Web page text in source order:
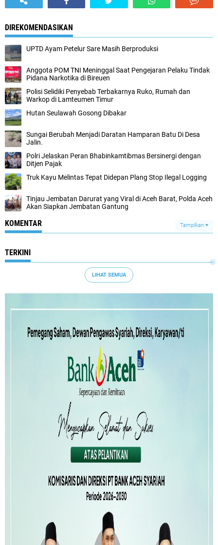
DIREKOMENDASIKAN
UPTD Ayam Petelur Sare Masih Berproduksi
Anggota POM TNI Meninggal Saat Pengejaran Pelaku Tindak
Pidana Narkotika di Bireuen
Polisi Selidiki Penyebab Terbakarnya Ruko, Rumah dan
Warkop di Lamteumen Timur
Hutan Seulawah Gosong Dibakar
Sungai Berubah Menjadi Daratan Hamparan Batu Di Desa
Jalin.
Polri Jelaskan Peran Bhabinkamtibmas Bersinergi dengan
Ditjen Pajak
Truk Kayu Melintas Tepat Didepan Plang Stop Ilegal Logging
Tinjau Jembatan Darurat yang Viral di Aceh Barat, Polda Aceh
Akan Siapkan Jembatan Gantung
KOMENTAR Tampilkan
TERKINI
LIHAT SEMUA